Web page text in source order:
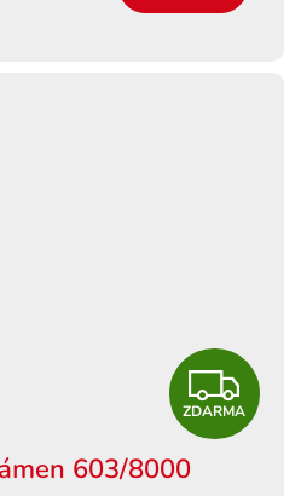
Z
D
ZDARMA
603/8000